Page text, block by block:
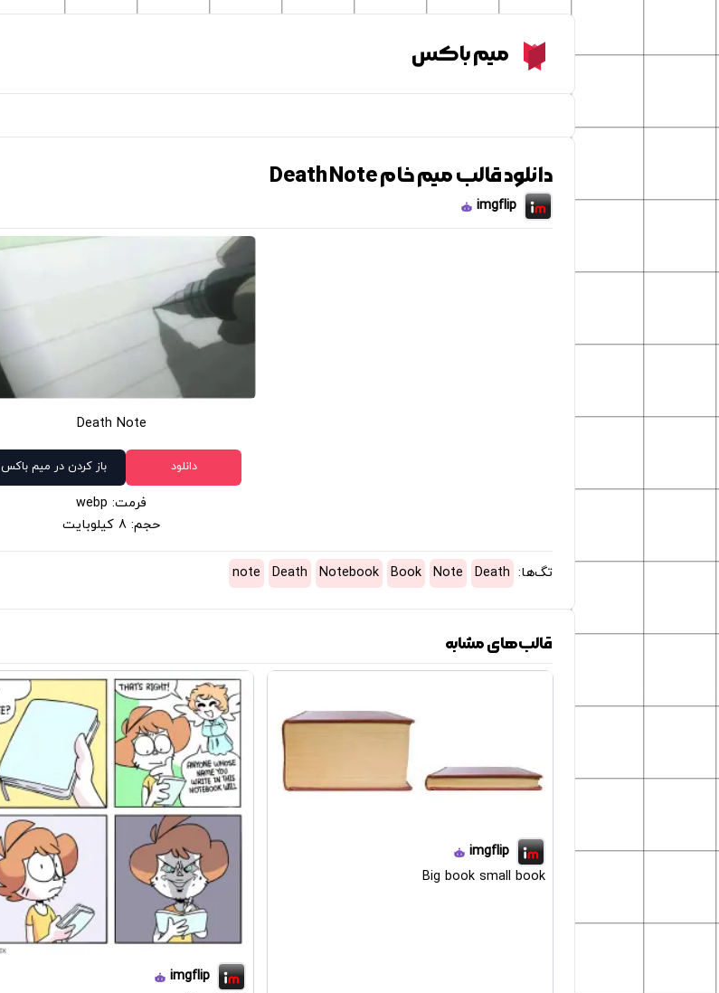
Meme Boxمیم باکس
دانلود قالب میم خام Death Note
imgflip
Death Note
دانلود باز کردن در میم باکس
فرمت: webp
حجم: 8 کیلوبایت
تگ‌ها: Death
Note
Book
Notebook
Death
note
قالب‌های مشابه
imgflip
Big book small book
imgflip